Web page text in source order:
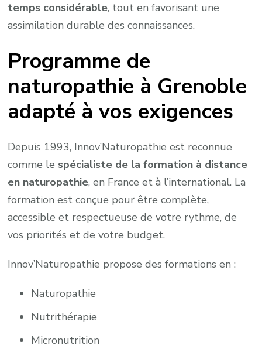
temps considérable, tout en favorisant une
assimilation durable des connaissances.
Programme de
naturopathie à Grenoble
adapté à vos exigences
Depuis 1993, Innov’Naturopathie est reconnue
comme le spécialiste de la formation à distance
en naturopathie, en France et à l’international. La
formation est conçue pour être complète,
accessible et respectueuse de votre rythme, de
vos priorités et de votre budget.
Innov’Naturopathie propose des formations en :
Naturopathie
Nutrithérapie
Micronutrition